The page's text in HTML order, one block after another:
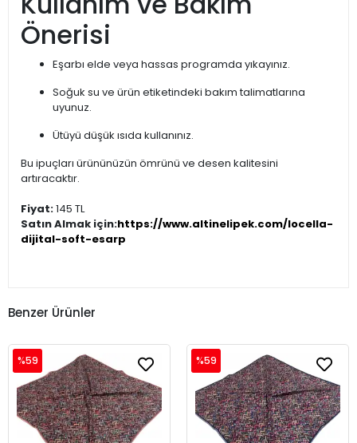
Önerisi
Eşarbı elde veya hassas programda yıkayınız.
Soğuk su ve ürün etiketindeki bakım talimatlarına
uyunuz.
Ütüyü düşük ısıda kullanınız.
Bu ipuçları ürününüzün ömrünü ve desen kalitesini
artıracaktır.
Fiyat:145 TL
Satın Almak için:https://www.altinelipek.com/locella-
dijital-soft-esarp
Benzer Ürünler
%59 %59